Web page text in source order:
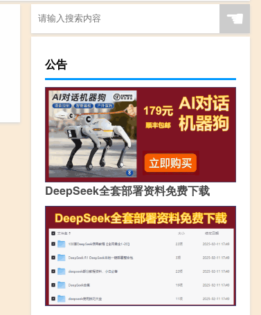
☚
公告
DeepSeek全套部署资料免费下载